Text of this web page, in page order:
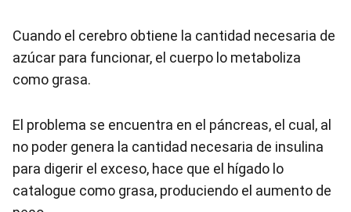
Cuando el cerebro obtiene la cantidad necesaria de
azúcar para funcionar, el cuerpo lo metaboliza
como grasa.
El problema se encuentra en el páncreas, el cual, al
no poder genera la cantidad necesaria de insulina
para digerir el exceso, hace que el hígado lo
catalogue como grasa, produciendo el aumento de